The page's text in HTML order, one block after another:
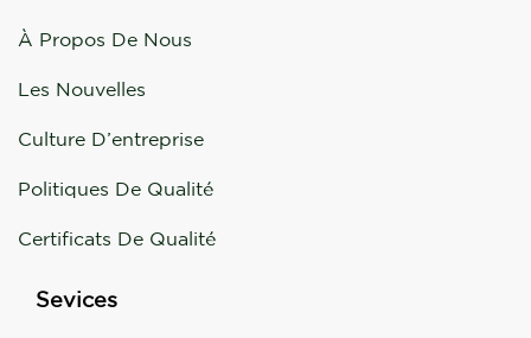
À Propos De Nous
Les Nouvelles
Culture D’entreprise
Politiques De Qualité
Certificats De Qualité
Sevices